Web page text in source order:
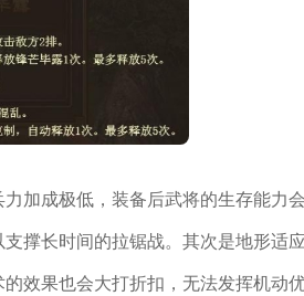
加成极低，装备后武将的生存能力会
撑长时间的拉锯战。其次是地形适应
效果也会大打折扣，无法发挥机动